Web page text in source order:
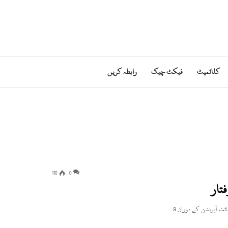
کلائمیٹ فیکٹ چیک رابطہ کریں
0
110